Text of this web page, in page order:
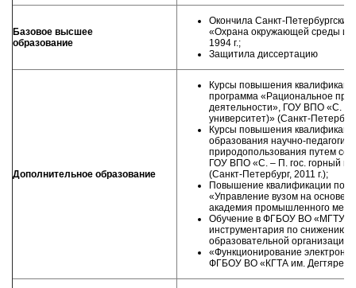
Базовое высшее
образование
Окончила Санкт-Петербургский
«Охрана окружающей среды и
1994 г.;
Защитила диссертацию
Дополнительное образование
Курсы повышения
программа «Рациональное
деятельности», ГОУ ВПО «С. –
университет)» (Санкт-
Курсы повышения
образования научно-
природопользования путем
ГОУ ВПО «С. – П. гос. горный
(Санкт-Петербург, 2011 г.);
Повышение квалификации по
«Управление вузом на основе
академия промышленного
Обучение в ФГБОУ ВО «МГТУ
инструментария по снижению
образовательной организации»
«Функционирование
ФГБОУ ВО «КГТА им. Дегтярева»